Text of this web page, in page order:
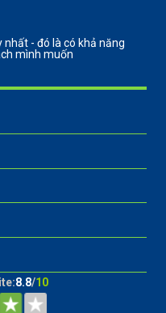
nhất - đó là có khả năng
mình muốn
8.8/10